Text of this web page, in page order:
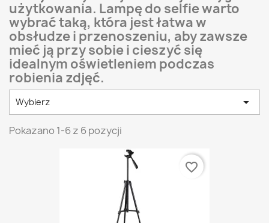
użytkowania. Lampę do selfie warto
wybrać taką, która jest łatwa w
obsłudze i przenoszeniu, aby zawsze
mieć ją przy sobie i cieszyć się
idealnym oświetleniem podczas
robienia zdjęć.
Wybierz 
Pokazano 1-6 z 6 pozycji
favorite_border